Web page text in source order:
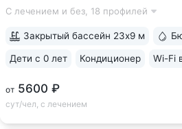
Собственная сеть терренкуров,
С лечением и без, 18 профилей
от 5600 ₽
сут/чел, с лечением
Закрытый бассейн 23х9 м
Дети с 0 лет Кондиционер Wi-Fi